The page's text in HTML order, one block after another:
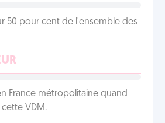
50 pour cent de l'ensemble des
France métropolitaine quand
VDM.